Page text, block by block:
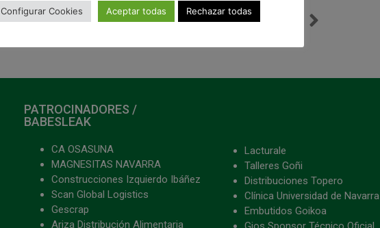
PATROCINADORES /
BABESLEAK
CA OSASUNA
MAGNESITAS NAVARRA
Construcciones Izquierdo Ibáñez
Scan Global Logistics
Gescrap
Ariza Distribución Alimentaria
Lacturale
Talleres Goñi
Distribuciones Topero
Clínica Universidad de Navarra
Embutidos Goikoa
Configurar Cookies Aceptar todas Rechazar todas